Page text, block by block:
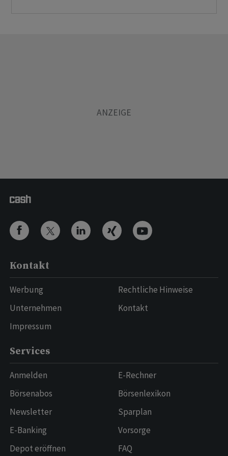
Kontakt
Werbung
Unternehmen
Impressum
Rechtliche Hinweise
Kontakt
Services
Anmelden
Börsenabos
Newsletter
E-Banking
Depot eröffnen
E-Rechner
Börsenlexikon
Sparplan
Vorsorge
FAQ